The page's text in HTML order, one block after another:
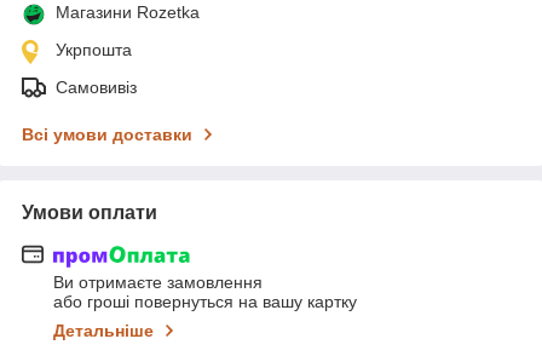
Магазини Rozetka
Укрпошта
Самовивіз
Всі умови доставки
Умови оплати
Ви отримаєте замовлення
або гроші повернуться на вашу картку
Детальніше